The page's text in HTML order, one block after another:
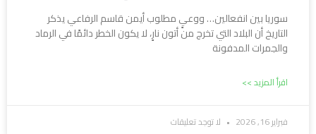
سوريا بين انفعالين… ووعيٍ مطلوب أيمن قاسم الرفاعي يذكر
التاريخ أن البلاد التي تخرج من أتون نارٍ، لا يكون الخطر دائمًا في الرماد
والجمرات المدفونة
اقرأ المزيد >>
فبراير 16, 2026 لا توجد تعليقات